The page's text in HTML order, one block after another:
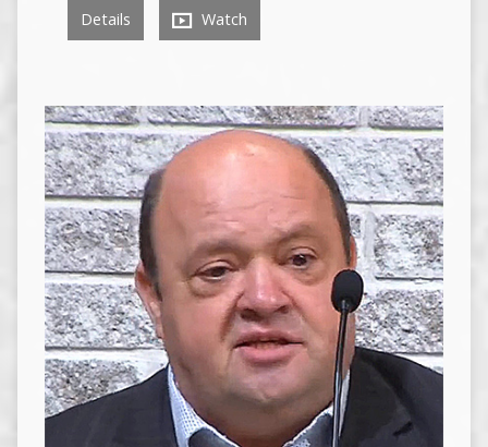
Details Watch